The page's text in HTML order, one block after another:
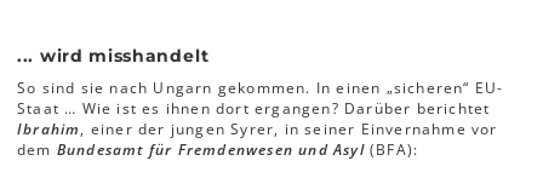
... wird misshandelt
So sind sie nach Ungarn gekommen. In einen „sicheren“ EU-
Staat … Wie ist es ihnen dort ergangen? Darüber berichtet
Ibrahim, einer der jungen Syrer, in seiner Einvernahme vor
dem Bundesamt für Fremdenwesen und Asyl(BFA):